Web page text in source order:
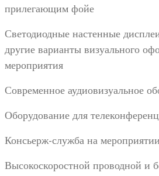
прилегающим фойе
Светодиодные настенные
другие варианты визуального
мероприятия
Современное аудиовизуальное
Оборудование для
Консьерж-служба на мероприятии
Высокоскоростной проводной и